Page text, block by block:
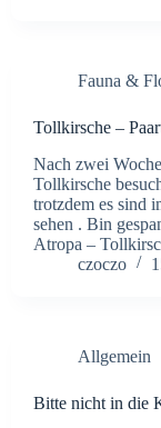
Fauna &
Tollkirsche –
Nach zwei
Tollkirsche
trotzdem es sind
sehen . Bin
Atropa –
czoczo
Allgemein
Bitte nicht in die